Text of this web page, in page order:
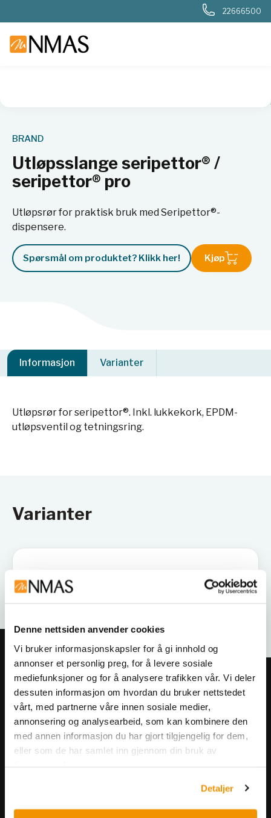
Denne nettsiden anvender cookies
Vi bruker informasjonskapsler for å gi innhold og
annonser et personlig preg, for å levere sosiale
mediefunksjoner og for å analysere trafikken vår. Vi deler
dessuten informasjon om hvordan du bruker nettstedet
vårt, med partnerne våre innen sosiale medier,
annonsering og analysearbeid, som kan kombinere den
med annen informasjon du har gjort tilgjengelig for dem,
eller som de har samlet inn gjennom din bruk av
Detaljer
22666500
BRAND
Utløpsslange seripettor® /
seripettor® pro
Utløpsrør for praktisk bruk med Seripettor®-
dispensere.
Spørsmål om produktet? Klikk her! Kjøp
Informasjon Varianter
Utløpsrør for seripettor®. Inkl. lukkekork, EPDM-
utløpsventil og tetningsring.
Varianter
Meld deg på vårt nyhetsbrev!
Få informasjon om produkter,
arrangementer og kampanjer.
Meld på nyhetsbrev